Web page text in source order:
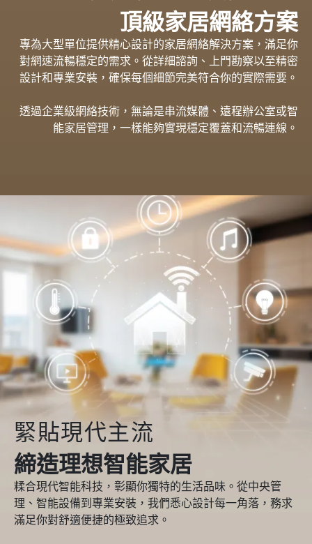
頂級家居網絡方案
專為大型單位提供精心設計的家居網絡解決方案，滿足你
對網速流暢穩定的需求。從詳細諮詢、上門勘察以至精密
設計和專業安裝，確保每個細節完美符合你的實際需要。
透過企業級網絡技術，無論是串流媒體、遠程辦公室或智
能家居管理，一樣能夠實現穩定覆蓋和流暢連線。
緊貼現代主流
締造理想智能家居
糅合現代智能科技，彰顯你獨特的生活品味。從中央管
理、智能設備到專業安裝，我們悉心設計每一角落，務求
滿足你對舒適便捷的極致追求。